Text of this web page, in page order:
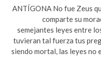
ANTÍGONA No fue Zeus
comparte su
semejantes leyes entre
tuvieran tal fuerza tus
siendo mortal, las leyes no